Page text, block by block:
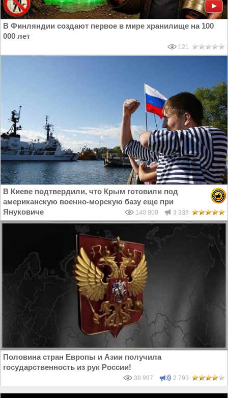
В Финляндии создают первое в мире хранилище на 100
000 лет
121
В Киеве подтвердили, что Крым готовили под
американскую военно-морскую базу еще при
Януковиче
140 800 3 338
Половина стран Европы и Азии получила
государственность из рук России!
38 997 2 793